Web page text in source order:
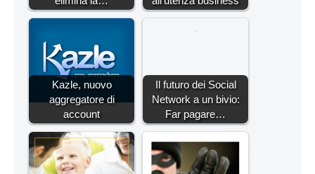
Kazle, nuovo
aggregatore di
account
Il futuro dei Social
Network a un bivio:
Far pagare…